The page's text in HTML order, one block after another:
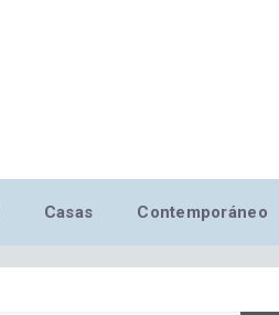
Casas Contemporáneo